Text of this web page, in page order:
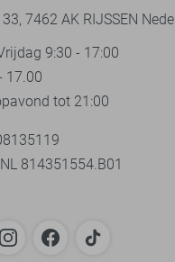
7462 AK RIJSSEN
9:30 - 17:00
17.00
tot 21:00
814351554.B01